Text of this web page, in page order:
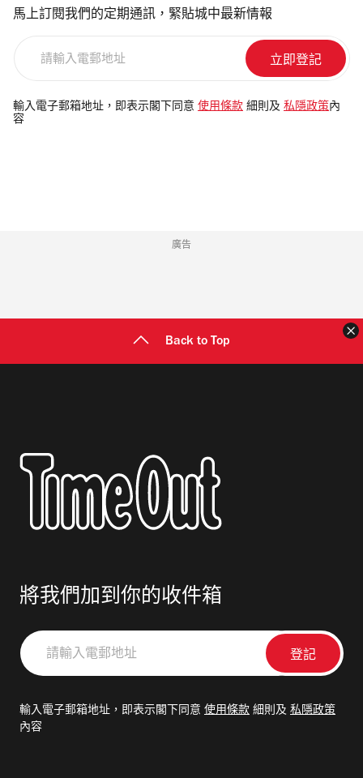
馬上訂閱我們的定期通訊，緊貼城中最新情報
電
郵
輸入電子郵箱地址，即表示閣下同意 使用條款 細則及 私隱政策 內
容
廣告
Back to Top
將我們加到你的收件箱
請
輸
郵
輸入電子郵箱地址，即表示閣下同意 使用條款 細則及 私隱政策
內容